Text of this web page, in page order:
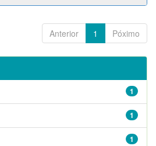
Anterior 1 Póximo
1
1
1